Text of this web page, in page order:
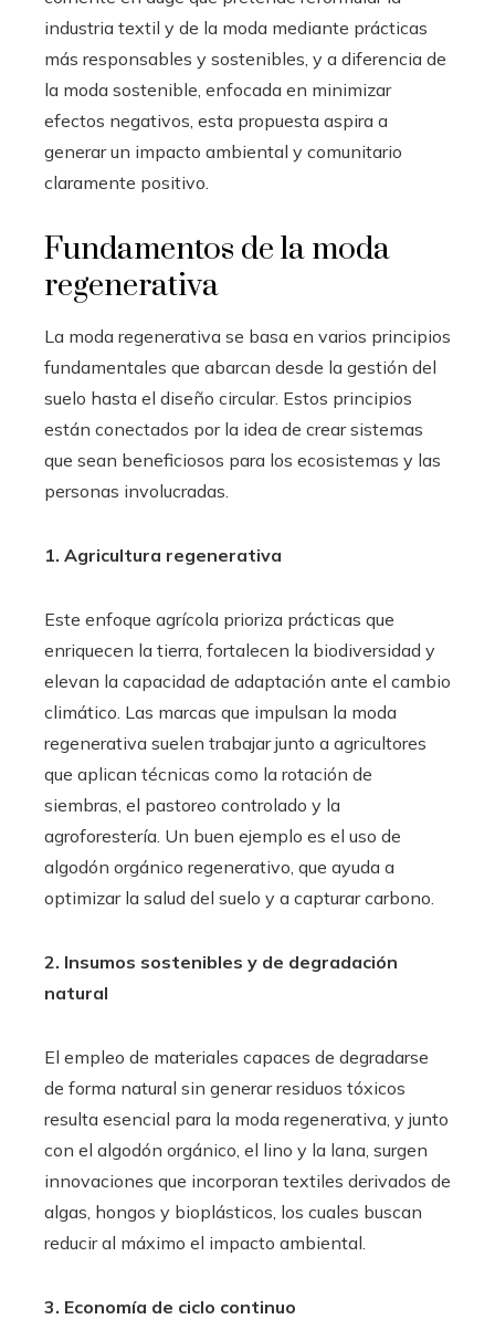
industria textil y de la moda mediante prácticas
más responsables y sostenibles, y a diferencia de
la moda sostenible, enfocada en minimizar
efectos negativos, esta propuesta aspira a
generar un impacto ambiental y comunitario
claramente positivo.
Fundamentos de la moda
regenerativa
La moda regenerativa se basa en varios principios
fundamentales que abarcan desde la gestión del
suelo hasta el diseño circular. Estos principios
están conectados por la idea de crear sistemas
que sean beneficiosos para los ecosistemas y las
personas involucradas.
1. Agricultura regenerativa
Este enfoque agrícola prioriza prácticas que
enriquecen la tierra, fortalecen la biodiversidad y
elevan la capacidad de adaptación ante el cambio
climático. Las marcas que impulsan la moda
regenerativa suelen trabajar junto a agricultores
que aplican técnicas como la rotación de
siembras, el pastoreo controlado y la
agroforestería. Un buen ejemplo es el uso de
algodón orgánico regenerativo, que ayuda a
optimizar la salud del suelo y a capturar carbono.
2. Insumos sostenibles y de degradación
natural
El empleo de materiales capaces de degradarse
de forma natural sin generar residuos tóxicos
resulta esencial para la moda regenerativa, y junto
con el algodón orgánico, el lino y la lana, surgen
innovaciones que incorporan textiles derivados de
algas, hongos y bioplásticos, los cuales buscan
reducir al máximo el impacto ambiental.
3. Economía de ciclo continuo